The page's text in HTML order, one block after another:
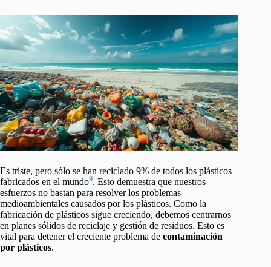
Es triste, pero sólo se han reciclado 9% de todos los plásticos
fabricados en el mundo9. Esto demuestra que nuestros
esfuerzos no bastan para resolver los problemas
medioambientales causados por los plásticos. Como la
fabricación de plásticos sigue creciendo, debemos centrarnos
en planes sólidos de reciclaje y gestión de residuos. Esto es
vital para detener el creciente problema de contaminación
por plásticos.